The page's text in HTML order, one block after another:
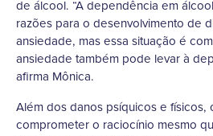
de álcool. “A dependência em
razões para o desenvolvimento de
ansiedade, mas essa situação é
ansiedade também pode levar à
afirma Mônica.
Além dos danos psíquicos e físicos,
comprometer o raciocínio mesmo